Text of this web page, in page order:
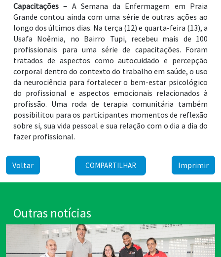
Capacitações – A Semana da Enfermagem em Praia
Grande contou ainda com uma série de outras ações ao
longo dos últimos dias. Na terça (12) e quarta-feira (13), a
Usafa Noêmia, no Bairro Tupi, recebeu mais de 100
profissionais para uma série de capacitações. Foram
tratados de aspectos como autocuidado e percepção
corporal dentro do contexto do trabalho em saúde, o uso
da neurociência para fortalecer o bem-estar psicológico
do profissional e aspectos emocionais relacionados à
profissão. Uma roda de terapia comunitária também
possibilitou para os participantes momentos de reflexão
sobre si, sua vida pessoal e sua relação com o dia a dia do
fazer profissional.
Voltar COMPARTILHAR Imprimir
Outras notícias